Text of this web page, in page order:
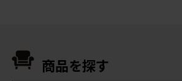
商品を探す